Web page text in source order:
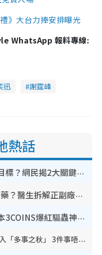
》大台力捧安排曝光
WhatsApp 報料專線:
迅
謝霆峰
熱話
裝修拆鐵閘隨時變賊人目標？網民揭2大關鍵用途：裝新式等於白裝？附新舊鐵閘分別
網傳公院改用內地/副廠藥？醫生拆解正副廠分別 揭4類人換藥隨時出事
怕蟲人士夏日救星！日本3COINS爆紅驅蟲神器$45起 1招「全程免觸碰」輕鬆搞定小強
立秋2026｜8月7日立秋進入「多事之秋」 3件事唔做得！專家教6招開運 清枱頭／銀包納氣接好運